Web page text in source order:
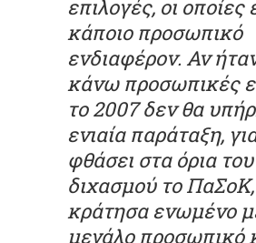
επιλογές, οι οποίες
κάποιο προσωπικό
ενδιαφέρον. Αν
κάνω προσωπικές
το 2007 δεν θα
ενιαία παράταξη,
φθάσει στα όρια του
διχασμού το
κράτησα ενωμένο
μεγάλο προσωπικό